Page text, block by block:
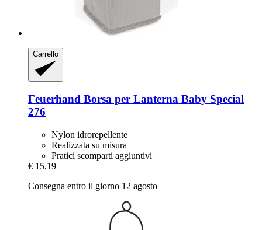
Carrello
Feuerhand Borsa per Lanterna Baby Special
276
Nylon idrorepellente
Realizzata su misura
Pratici scomparti aggiuntivi
€ 15,19
Consegna entro il giorno 12 agosto